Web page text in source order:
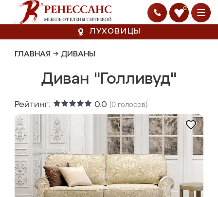
0
ЛУХОВИЦЫ
ГЛАВНАЯ → ДИВАНЫ
Диван "Голливуд"
Рейтинг: 0.0 (0 голосов)